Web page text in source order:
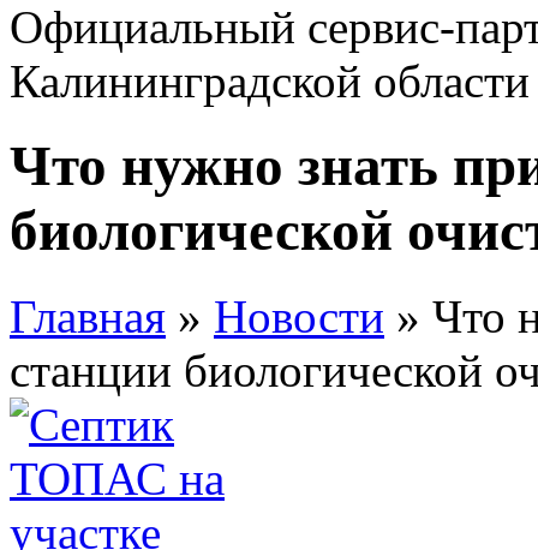
Официальный сервис-
Калининградской области
Что нужно знать
биологической
Главная » Новости » Что
станции биологической